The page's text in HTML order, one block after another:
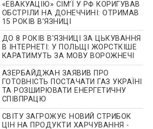
«ЕВАКУАЦІЮ» СІМʼЇ У РФ КОРИГУВАВ
ОБСТРІЛИ НА ДОНЕЧЧИНІ: ОТРИМАВ
15 РОКІВ ВʼЯЗНИЦІ
ДО 8 РОКІВ В'ЯЗНИЦІ ЗА ЦЬКУВАННЯ
В ІНТЕРНЕТІ: У ПОЛЬЩІ ЖОРСТКІШЕ
КАРАТИМУТЬ ЗА МОВУ ВОРОЖНЕЧІ
АЗЕРБАЙДЖАН ЗАЯВИВ ПРО
ГОТОВНІСТЬ ПОСТАЧАТИ ГАЗ УКРАЇНІ
ТА РОЗШИРЮВАТИ ЕНЕРГЕТИЧНУ
СПІВПРАЦЮ
СВІТУ ЗАГРОЖУЄ НОВИЙ СТРИБОК
ЦІН НА ПРОДУКТИ ХАРЧУВАННЯ -